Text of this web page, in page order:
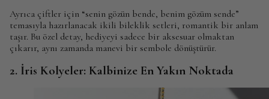
Ayrıca çiftler için “senin gözün bende, benim gözüm sende”
temasıyla hazırlanacak ikili bileklik setleri, romantik bir anlam
taşır. Bu özel detay, hediyeyi sadece bir aksesuar olmaktan
çıkarır, aynı zamanda manevi bir sembole dönüştürür.
2. İris Kolyeler: Kalbinize En Yakın Noktada